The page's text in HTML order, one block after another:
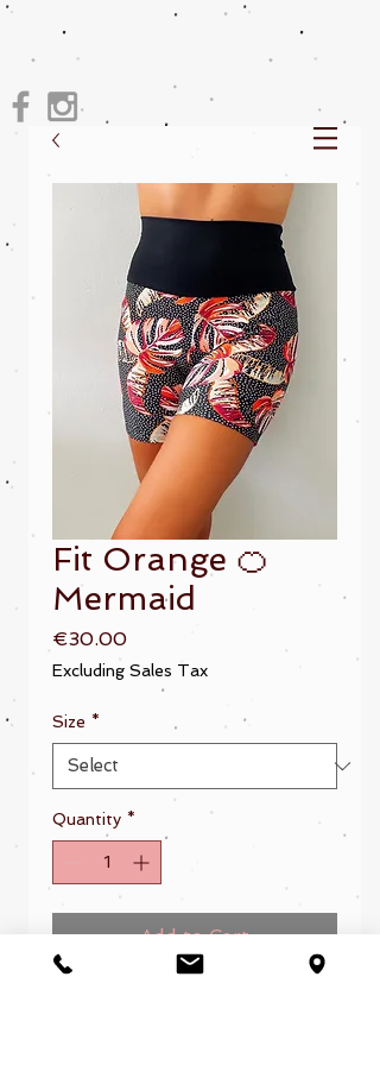
Fit Orange 🍊
Mermaid
€30.00Price
Excluding Sales Tax
Size *
Quantity *
Add to Cart